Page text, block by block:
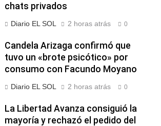
chats privados
Diario EL SOL 2 horas atrás 0
Candela Arizaga confirmó que
tuvo un «brote psicótico» por
consumo con Facundo Moyano
Diario EL SOL 2 horas atrás 0
La Libertad Avanza consiguió la
mayoría y rechazó el pedido del